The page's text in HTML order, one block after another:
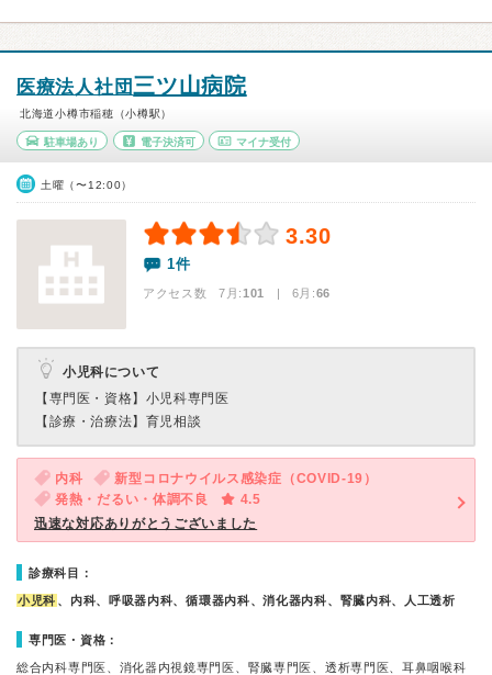
医療法人社団三ツ山病院
北海道小樽市稲穂（小樽駅）
駐車場あり 電子決済可 マイナ受付
土曜（〜12:00）
3.30
1件
アクセス数 7月:101 | 6月:66
小児科について
【専門医・資格】 小児科専門医
【診療・治療法】 育児相談
内科
新型コロナウイルス感染症（COVID-19）
発熱・だるい・体調不良
4.5
迅速な対応ありがとうございました
診療科目：
小児科 、内科、呼吸器内科、循環器内科、消化器内科、腎臓内科、人工透析
専門医・資格：
総合内科専門医、消化器内視鏡専門医、腎臓専門医、透析専門医、耳鼻咽喉科